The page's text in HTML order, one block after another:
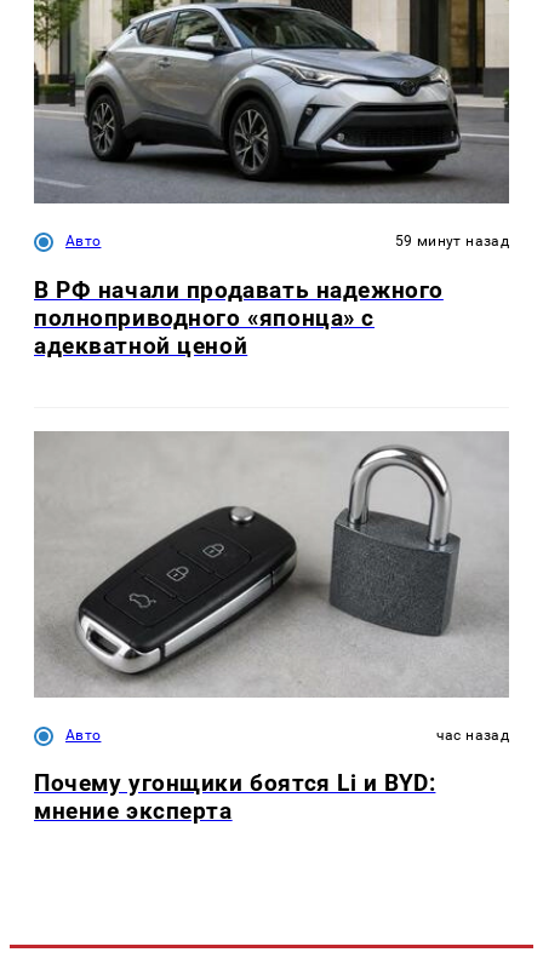
Авто 59 минут назад
В РФ начали продавать надежного
полноприводного «японца» с
адекватной ценой
Авто час назад
Почему угонщики боятся Li и BYD:
мнение эксперта